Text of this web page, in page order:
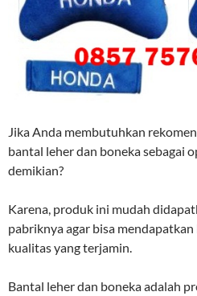
Jika Anda membutuhkan
bantal leher dan boneka sebagai
demikian?
Karena, produk ini mudah
pabriknya agar bisa
kualitas yang terjamin.
Bantal leher dan boneka adalah